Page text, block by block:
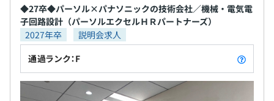
◆27卒◆パーソル×パナソニックの技術会社／機械・電気電
子回路設計（パーソルエクセルＨＲパートナーズ）
2027年卒
説明会求人
通過ランク：F